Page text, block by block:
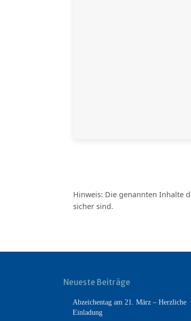
Hinweis: Die genannten Inhalte
sicher sind.
Neueste Beiträge
Abzeichentag am 21. März – Herzliche
Einladung